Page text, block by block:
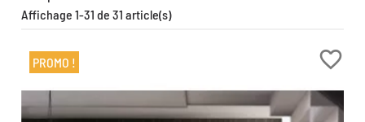
Affichage 1-31 de 31 article(s)
favorite_border
PROMO !